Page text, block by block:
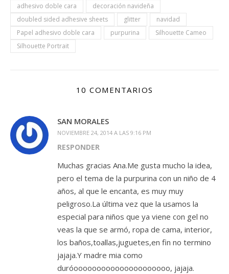
adhesivo doble cara
decoración navideña
doubled sided adhesive sheets
glitter
navidad
Papel adhesivo doble cara
purpurina
Silhouette Cameo
Silhouette Portrait
10 COMENTARIOS
SAN MORALES
NOVIEMBRE 24, 2014 A LAS 9:16 PM
RESPONDER
Muchas gracias Ana.Me gusta mucho la idea,
pero el tema de la purpurina con un niño de 4
años, al que le encanta, es muy muy
peligroso.La última vez que la usamos la
especial para niños que ya viene con gel no
veas la que se armó, ropa de cama, interior,
los baños,toallas,juguetes,en fin no termino
jajaja.Y madre mia como
duróooooooooooooooooooooo, jajaja.